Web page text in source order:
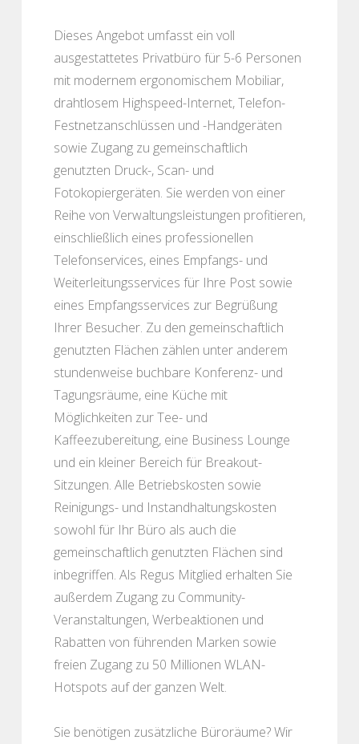
Dieses Angebot umfasst ein voll
ausgestattetes Privatbüro für 5-6 Personen
mit modernem ergonomischem Mobiliar,
drahtlosem Highspeed-Internet, Telefon-
Festnetzanschlüssen und -Handgeräten
sowie Zugang zu gemeinschaftlich
genutzten Druck-, Scan- und
Fotokopiergeräten. Sie werden von einer
Reihe von Verwaltungsleistungen profitieren,
einschließlich eines professionellen
Telefonservices, eines Empfangs- und
Weiterleitungsservices für Ihre Post sowie
eines Empfangsservices zur Begrüßung
Ihrer Besucher. Zu den gemeinschaftlich
genutzten Flächen zählen unter anderem
stundenweise buchbare Konferenz- und
Tagungsräume, eine Küche mit
Möglichkeiten zur Tee- und
Kaffeezubereitung, eine Business Lounge
und ein kleiner Bereich für Breakout-
Sitzungen. Alle Betriebskosten sowie
Reinigungs- und Instandhaltungskosten
sowohl für Ihr Büro als auch die
gemeinschaftlich genutzten Flächen sind
inbegriffen. Als Regus Mitglied erhalten Sie
außerdem Zugang zu Community-
Veranstaltungen, Werbeaktionen und
Rabatten von führenden Marken sowie
freien Zugang zu 50 Millionen WLAN-
Hotspots auf der ganzen Welt.
Sie benötigen zusätzliche Büroräume? Wir